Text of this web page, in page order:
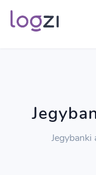
Jegybanki